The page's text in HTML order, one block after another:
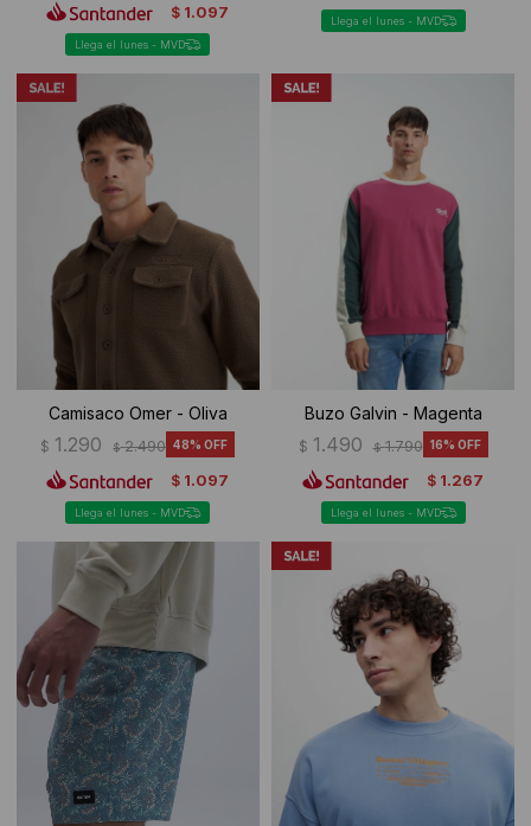
$ 1.097
Llega el lunes - MVD
Llega el lunes - MVD
Camisaco Omer - Oliva
$ 1.290 $ 2.490 48
$ 1.097
Llega el lunes - MVD
Buzo Galvin - Magenta
$ 1.490 $ 1.790 16
$ 1.267
Llega el lunes - MVD